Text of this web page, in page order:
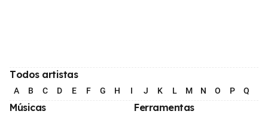
Todos artistas
A B C D E F G H I J K L M N O P Q
Músicas Ferramentas